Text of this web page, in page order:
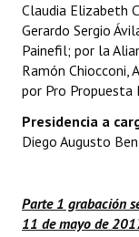
Resoluciones de
INSTITUCIONAL
Antiguos
Noticias
Datos Históricos
Claudia Elizabeth
Gerardo Sergio
Painefil; por la
Ramón Chiocconi,
por Pro Propuesta
Presidencia a
Diego Augusto
Parte 1 grabación
11 de mayo de